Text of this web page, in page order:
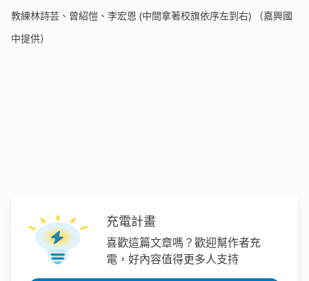
教練林詩芸、曾紹愷、李宏恩 (中間拿著校旗依序左到右) （嘉興國
中提供）
充電計畫
喜歡這篇文章嗎？歡迎幫作者充
電，好內容值得更多人支持